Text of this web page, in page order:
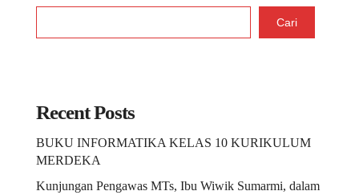
Cari
Recent Posts
BUKU INFORMATIKA KELAS 10 KURIKULUM
MERDEKA
Kunjungan Pengawas MTs, Ibu Wiwik Sumarmi, dalam